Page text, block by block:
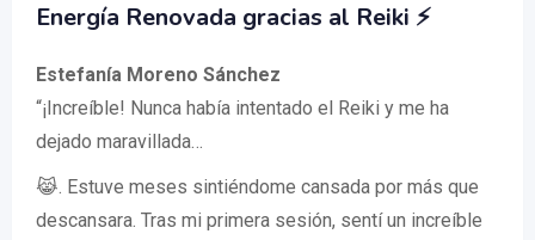
Energía Renovada gracias al Reiki ⚡
Estefanía Moreno Sánchez
“¡Increíble! Nunca había intentado el Reiki y me ha
dejado maravillada…
😹. Estuve meses sintiéndome cansada por más que
descansara. Tras mi primera sesión, sentí un increíble